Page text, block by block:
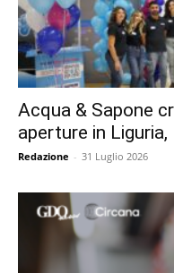
Acqua & Sapone
aperture in
Redazione - 31 Luglio 2026